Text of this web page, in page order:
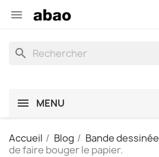

search
MENU
Accueil Blog Bande dessinée
de faire bouger le papier.